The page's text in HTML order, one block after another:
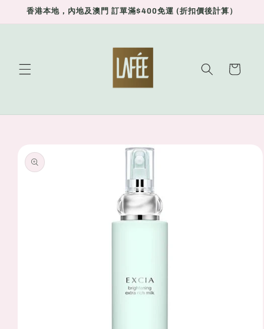
Skip to
香港本地，內地及澳門 訂單滿$400免運 (折扣價後計算）
Cart
product
information